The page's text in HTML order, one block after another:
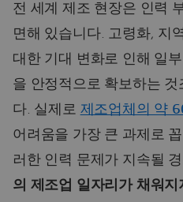
전 세계 제조 현장은 인력
면해 있습니다. 고령화, 지
대한 기대 변화로 인해 일
을 안정적으로 확보하는 것
다. 실제로 제조업체의 약
어려움을 가장 큰 과제로
러한 인력 문제가 지속될
의 제조업 일자리가 채워